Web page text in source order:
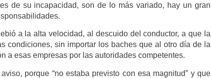
de su incapacidad, son de lo más variado, hay un gran
a la alta velocidad, al descuido del conductor, a que la
condiciones, sin importar los baches que al otro día de la
a esas empresas por las autoridades competentes.
porque “no estaba previsto con esa magnitud” y que